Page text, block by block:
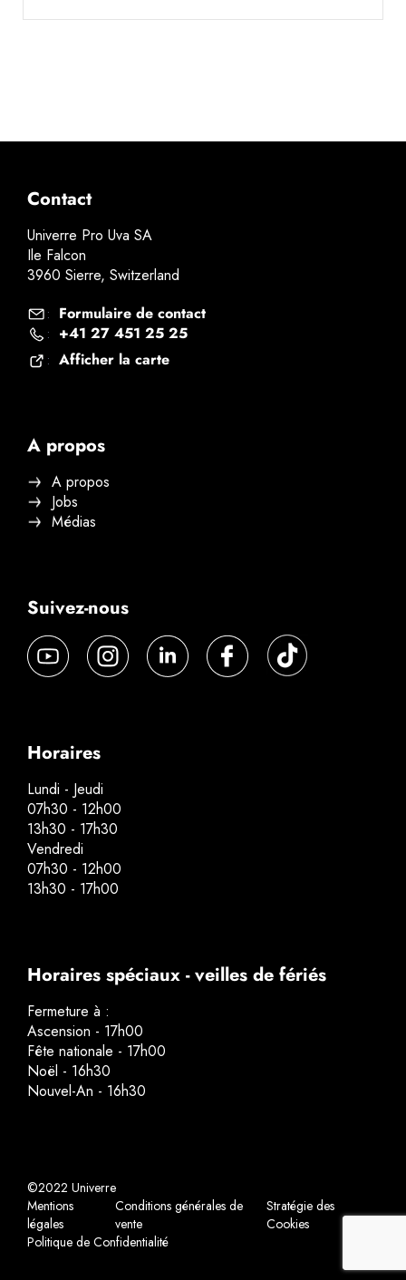
Contact
Univerre Pro Uva SA
Ile Falcon
3960 Sierre, Switzerland
: Formulaire de contact
: +41 27 451 25 25
: Afficher la carte
A propos
A propos
Jobs
Médias
Suivez-nous
Horaires
Lundi - Jeudi
07h30 - 12h00
13h30 - 17h30
Vendredi
07h30 - 12h00
13h30 - 17h00
Horaires spéciaux - veilles de fériés
Fermeture à :
Ascension - 17h00
Fête nationale - 17h00
Noël - 16h30
Nouvel-An - 16h30
©2022 Univerre
Mentions
légales
Conditions générales de
vente
Stratégie des
Cookies
Politique de Confidentialité